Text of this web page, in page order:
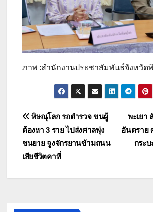
ภาพ :สำนักงานประชาสัมพันธ์จังหวัด
แนะแนว
เรื่อง
พะเยา
อันตราย
กระ
พิษณุโลก รถตำรวจ ขนผู้
ต้องหา 3 ราย ไปส่งศาลพุ่ง
ชนยาย จูงจักรยานข้ามถนน
เสียชีวิตคาที่